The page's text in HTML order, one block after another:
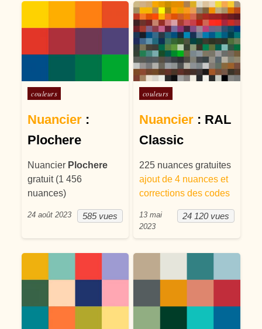
Posté dans
couleurs
Nuancier :
Plochere
Nuancier Plochere
gratuit (1 456
nuances)
585 vues
24 août 2023
Posté dans
couleurs
Nuancier: RAL
Classic
225 nuances gratuites
ajout de 4 nuances et
corrections des codes
24 120 vues
13 mai
2023